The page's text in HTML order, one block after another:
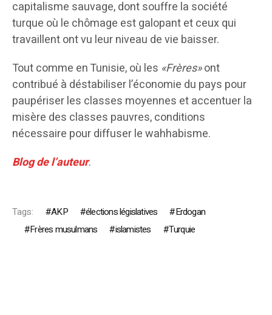
capitalisme sauvage, dont souffre la société
turque où le chômage est galopant et ceux qui
travaillent ont vu leur niveau de vie baisser.
Tout comme en Tunisie, où les «Frères»ont
contribué à déstabiliser l’économie du pays pour
paupériser les classes moyennes et accentuer la
misère des classes pauvres, conditions
nécessaire pour diffuser le wahhabisme.
Blog de l’auteur.
Tags: AKP élections législatives
Erdogan
Frères musulmans
islamistes Turquie